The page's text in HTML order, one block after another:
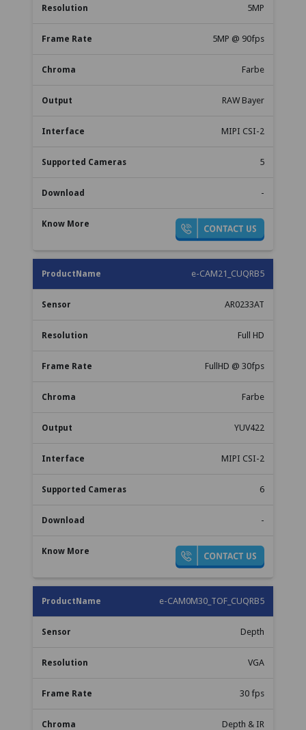
5MP
5MP @ 90fps
Farbe
RAW Bayer
MIPI CSI-2
5
-
e-CAM21_CUQRB5
AR0233AT
Full HD
FullHD @ 30fps
Farbe
YUV422
MIPI CSI-2
6
-
e-CAM0M30_TOF_CUQRB5
Depth
VGA
30 fps
Depth & IR